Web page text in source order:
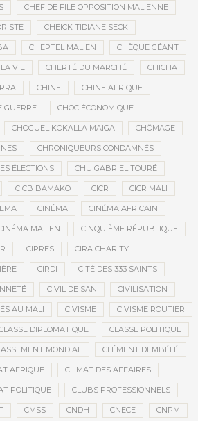
CHEF DE FILE OPPOSITION MALIENNE
CHEICK TIDIANE SECK
CHEPTEL MALIEN CHÈQUE GÉANT
VIE CHERTÉ DU MARCHÉ CHICHA
CHINE CHINE AFRIQUE
GUERRE CHOC ÉCONOMIQUE
CHOGUEL KOKALLA MAÏGA CHÔMAGE
CHRONIQUEURS CONDAMNÉS
ÉLECTIONS CHU GABRIEL TOURÉ
CICB BAMAKO CICR CICR MALI
CINÉMA CINÉMA AFRICAIN
MALIEN CINQUIÈME RÉPUBLIQUE
CIPRES CIRA CHARITY
CIRDI CITÉ DES 333 SAINTS
CIVIL DE SAN CIVILISATION
AU MALI CIVISME CIVISME ROUTIER
DIPLOMATIQUE CLASSE POLITIQUE
MONDIAL CLÉMENT DEMBÉLÉ
AFRIQUE CLIMAT DES AFFAIRES
POLITIQUE CLUBS PROFESSIONNELS
CMSS CNDH CNECE CNPM